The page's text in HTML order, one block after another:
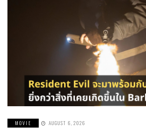
MOVIE AUGUST 6, 2026